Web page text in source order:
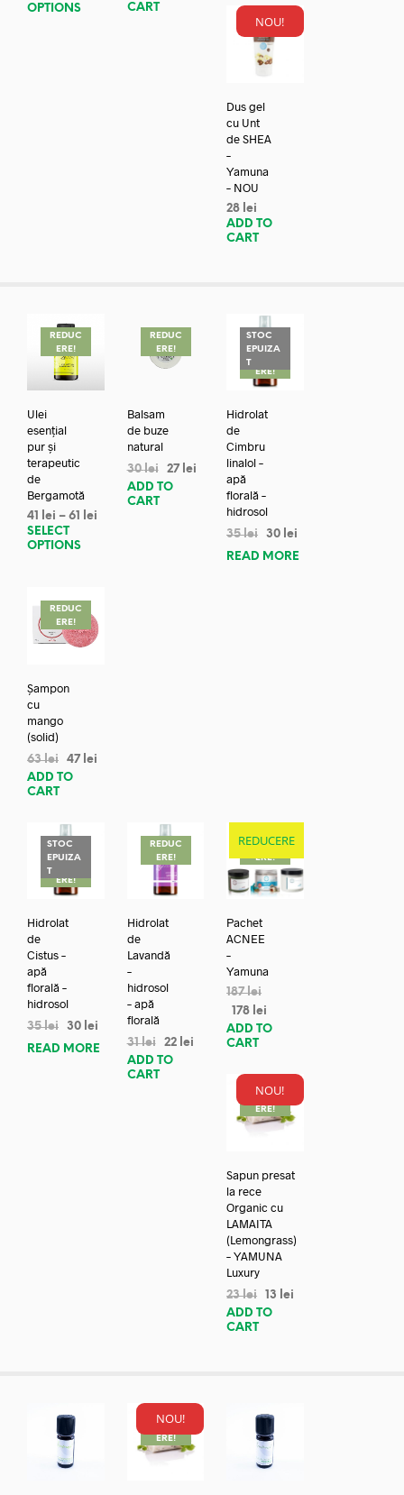
OPTIONS
CART
NOU!
Dus gel
cu Unt
de SHEA
–
Yamuna
– NOU
28 lei
ADD TO
CART
REDUC
ERE!
Ulei
esențial
pur și
terapeutic
de
Bergamotă
41 lei – 61
lei
SELECT
OPTIONS
REDUC
ERE!
Balsam
de buze
natural
30lei 27 lei
ADD TO
CART
STOC
EPUIZA
TREDUC
ERE!
Hidrolat
de
Cimbru
linalol –
apă
florală –
hidrosol
35lei 30 lei
READ MORE
REDUC
ERE!
Șampon
cu
mango
(solid)
63lei 47 lei
ADD TO
CART
STOC
EPUIZA
TREDUC
ERE!
Hidrolat
de
Cistus –
apă
florală –
hidrosol
35lei 30 lei
READ MORE
REDUC
ERE!
Hidrolat
de
Lavandă
–
hidrosol
– apă
florală
31lei 22 lei
ADD TO
CART
REDUCERE
REDUC
ERE!
Pachet
ACNEE
–
Yamuna
187lei
178 lei
ADD TO
CART
NOU!
REDUC
ERE!
Sapun presat
la rece
Organic cu
LAMAITA
(Lemongrass)
– YAMUNA
Luxury
23lei 13
lei
ADD TO
CART
NOU!
REDUC
ERE!